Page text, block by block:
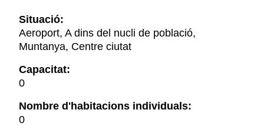
Situació:
Aeroport, A dins del nucli de població,
Muntanya, Centre ciutat
Capacitat:
0
Nombre d'habitacions individuals:
0